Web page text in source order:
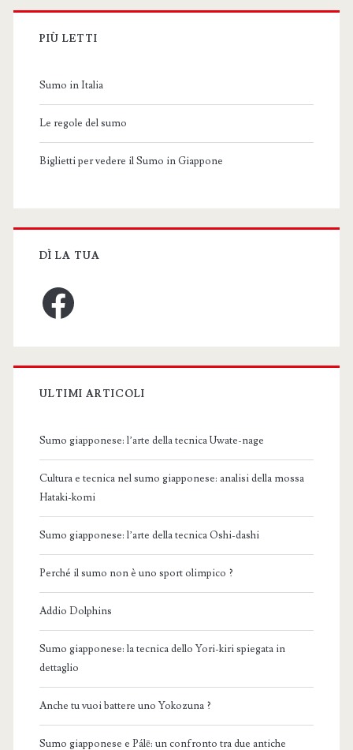
PIÙ LETTI
Sumo in Italia
Le regole del sumo
Biglietti per vedere il Sumo in Giappone
DÌ LA TUA
Facebook
ULTIMI ARTICOLI
Sumo giapponese: l’arte della tecnica Uwate-nage
Cultura e tecnica nel sumo giapponese: analisi della mossa
Hataki-komi
Sumo giapponese: l’arte della tecnica Oshi-dashi
Perché il sumo non è uno sport olimpico ?
Addio Dolphins
Sumo giapponese: la tecnica dello Yori-kiri spiegata in
dettaglio
Anche tu vuoi battere uno Yokozuna ?
Sumo giapponese e Pálē: un confronto tra due antiche